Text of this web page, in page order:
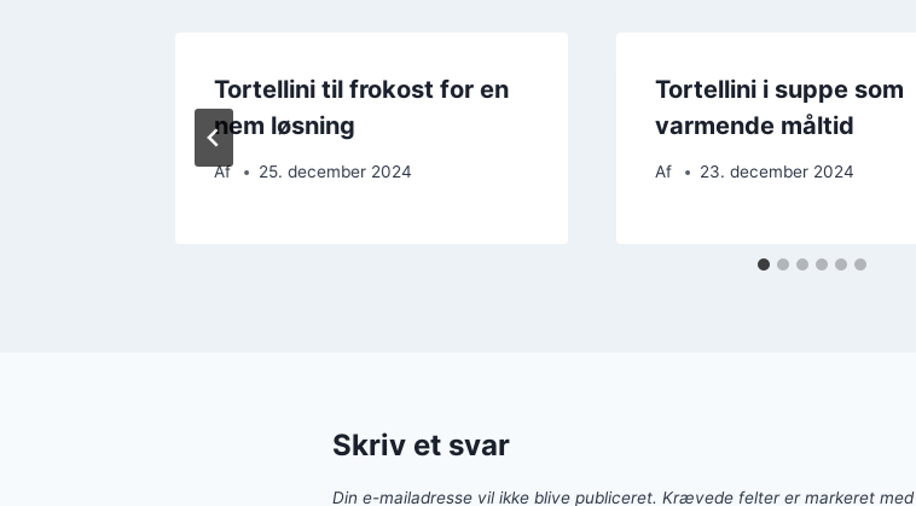
Tortellini til frokost for en
nem løsning
Af 25. december 2024
Tortellini i suppe som
varmende måltid
Af 23. december 2024
Skriv et svar
Din e-mailadresse vil ikke blive publiceret. Krævede felter er markeret med